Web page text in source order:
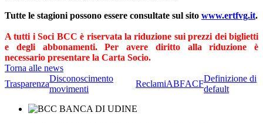
Tutte le stagioni possono essere consultate sul sito www.ertfvg.it.
A tutti i Soci BCC è riservata la riduzione sui prezzi dei biglietti
e degli abbonamenti. Per avere diritto alla riduzione è
necessario presentare la Carta Socio.
Torna alle news
Trasparenza
Disconoscimento
movimenti
ReclamiABFACF
Definizione di
default